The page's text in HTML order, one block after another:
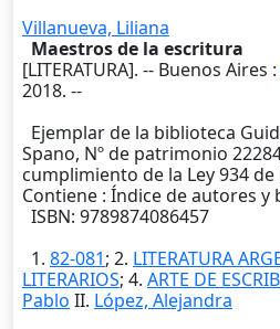
Villanueva, Liliana
Maestros de la escritura
[LITERATURA]. -- Buenos Aires :
2018. --
Ejemplar de la biblioteca
Spano, Nº de patrimonio
cumplimiento de la Ley 934
Contiene : Índice de autores y
ISBN: 9789874086457
1. 82-081; 2. LITERATURA
LITERARIOS; 4. ARTE DE
Pablo II. López, Alejandra